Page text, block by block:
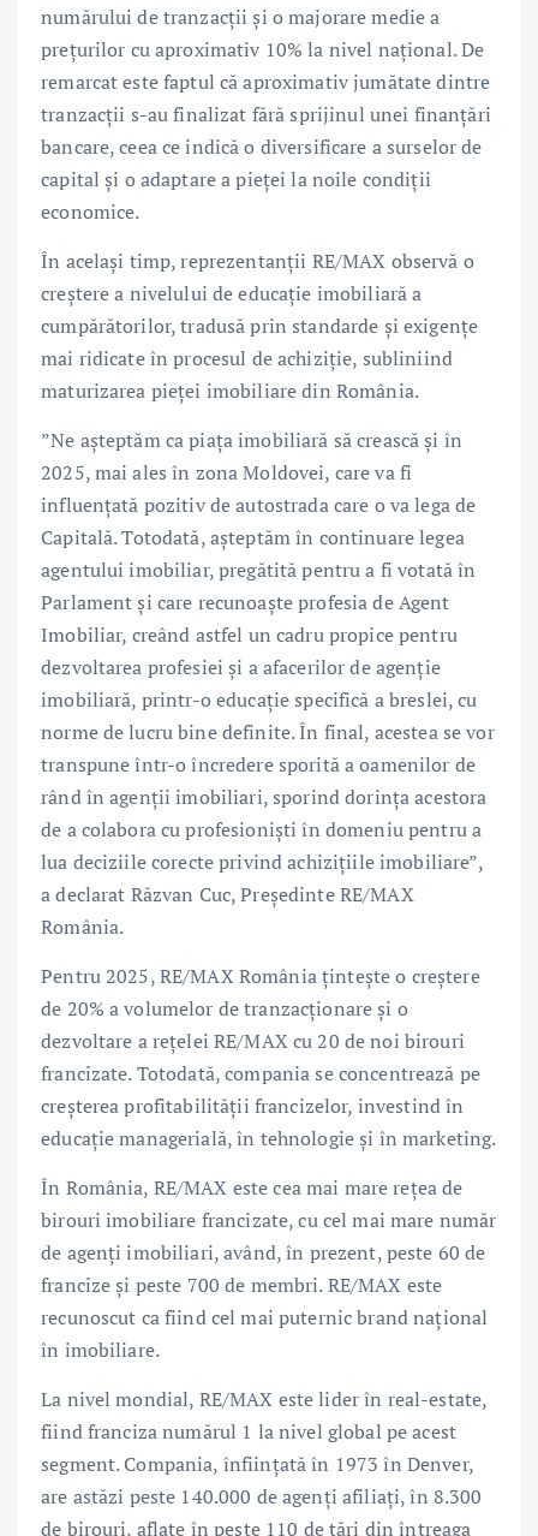
numărului de tranzacții și o majorare medie a
prețurilor cu aproximativ 10% la nivel național. De
remarcat este faptul că aproximativ jumătate dintre
tranzacții s-au finalizat fără sprijinul unei finanțări
bancare, ceea ce indică o diversificare a surselor de
capital și o adaptare a pieței la noile condiții
economice.
În același timp, reprezentanții RE/MAX observă o
creștere a nivelului de educație imobiliară a
cumpărătorilor, tradusă prin standarde și exigențe
mai ridicate în procesul de achiziție, subliniind
maturizarea pieței imobiliare din România.
”Ne așteptăm ca piața imobiliară să crească și în
2025, mai ales în zona Moldovei, care va fi
influențată pozitiv de autostrada care o va lega de
Capitală. Totodată, așteptăm în continuare legea
agentului imobiliar, pregătită pentru a fi votată în
Parlament și care recunoaște profesia de Agent
Imobiliar, creând astfel un cadru propice pentru
dezvoltarea profesiei și a afacerilor de agenție
imobiliară, printr-o educație specifică a breslei, cu
norme de lucru bine definite. În final, acestea se vor
transpune într-o încredere sporită a oamenilor de
rând în agenții imobiliari, sporind dorința acestora
de a colabora cu profesioniști în domeniu pentru a
lua deciziile corecte privind achizițiile imobiliare”,
a declarat Răzvan Cuc, Președinte RE/MAX
România.
Pentru 2025, RE/MAX România țintește o creștere
de 20% a volumelor de tranzacționare și o
dezvoltare a rețelei RE/MAX cu 20 de noi birouri
francizate. Totodată, compania se concentrează pe
creșterea profitabilității francizelor, investind în
educație managerială, în tehnologie și în marketing.
În România, RE/MAX este cea mai mare rețea de
birouri imobiliare francizate, cu cel mai mare număr
de agenți imobiliari, având, în prezent, peste 60 de
francize și peste 700 de membri. RE/MAX este
recunoscut ca fiind cel mai puternic brand național
în imobiliare.
La nivel mondial, RE/MAX este lider în real-estate,
fiind franciza numărul 1 la nivel global pe acest
segment. Compania, înființată în 1973 în Denver,
are astăzi peste 140.000 de agenți afiliați, în 8.300
de birouri, aflate în peste 110 de ţări din întreaga